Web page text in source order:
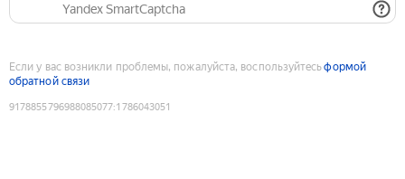
Yandex SmartCaptcha
Если у вас возникли проблемы, пожалуйста, воспользуйтесьформой
обратной связи
9178855796988085077:1786043051